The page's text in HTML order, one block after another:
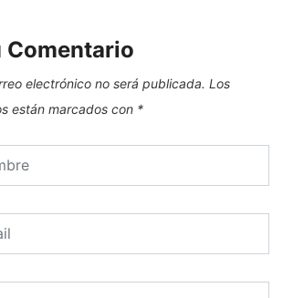
Comentario
electrónico no será publicada. Los
están marcados con *